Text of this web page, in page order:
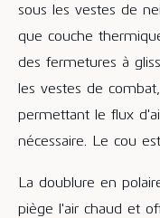
sous les vestes de
que couche
des fermetures à
les vestes de
permettant le flux
nécessaire. Le cou
La doublure en
piège l'air chaud et